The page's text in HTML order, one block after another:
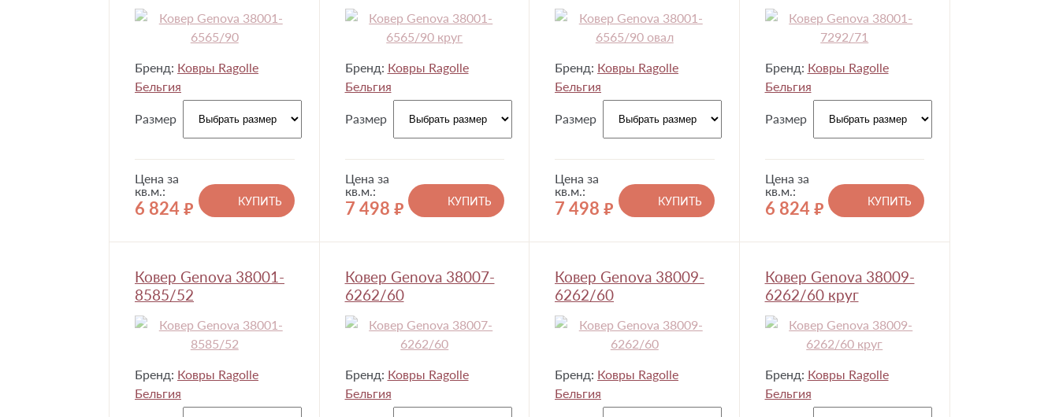
Бренд: Ковры Ragolle
Бельгия
Размер
Цена за
кв.м.:
6 824 руб.
КУПИТЬ
Бренд: Ковры Ragolle
Бельгия
Размер
Цена за
кв.м.:
7 498 руб.
КУПИТЬ
Бренд: Ковры Ragolle
Бельгия
Размер
Цена за
кв.м.:
7 498 руб.
КУПИТЬ
Бренд: Ковры Ragolle
Бельгия
Размер
Цена за
кв.м.:
6 824 руб.
КУПИТЬ
Ковер Genova 38001-
8585/52
Бренд: Ковры Ragolle
Бельгия
Ковер Genova 38007-
6262/60
Бренд: Ковры Ragolle
Бельгия
Ковер Genova 38009-
6262/60
Бренд: Ковры Ragolle
Бельгия
Ковер Genova 38009-
6262/60 круг
Бренд: Ковры Ragolle
Бельгия